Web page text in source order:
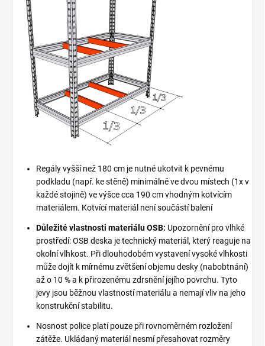
Regály vyšší než 180 cm je nutné ukotvit k pevnému
podkladu (např. ke stěně) minimálně ve dvou místech (1x v
každé stojině) ve výšce cca 190 cm vhodným kotvícím
materiálem. Kotvící materiál není součástí balení
Důležité vlastnosti materiálu OSB: Upozornění pro vlhké
prostředí: OSB deska je technický materiál, který reaguje na
okolní vlhkost. Při dlouhodobém vystavení vysoké vlhkosti
může dojít k mírnému zvětšení objemu desky (nabobtnání)
až o 10 % a k přirozenému zdrsnění jejího povrchu. Tyto
jevy jsou běžnou vlastností materiálu a nemají vliv na jeho
konstrukční stabilitu.
Nosnost police platí pouze při rovnoměrném rozložení
zátěže. Ukládaný materiál nesmí přesahovat rozměry